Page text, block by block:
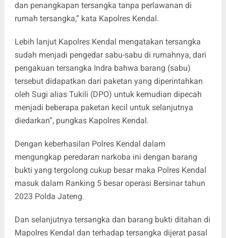
dan penangkapan tersangka tanpa perlawanan di
rumah tersangka,” kata Kapolres Kendal.
Lebih lanjut Kapolres Kendal mengatakan tersangka
sudah menjadi pengedar sabu-sabu di rumahnya, dari
pengakuan tersangka Indra bahwa barang (sabu)
tersebut didapatkan dari paketan yang diperintahkan
oleh Sugi alias Tukili (DPO) untuk kemudian dipecah
menjadi beberapa paketan kecil untuk selanjutnya
diedarkan”, pungkas Kapolres Kendal.
Dengan keberhasilan Polres Kendal dalam
mengungkap peredaran narkoba ini dengan barang
bukti yang tergolong cukup besar maka Polres Kendal
masuk dalam Ranking 5 besar operasi Bersinar tahun
2023 Polda Jateng.
Dan selanjutnya tersangka dan barang bukti ditahan di
Mapolres Kendal dan terhadap tersangka dijerat pasal